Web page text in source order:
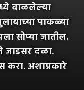
वाळलेल्या
पाकळ्या
सोप्या जातील.
जाडसर दळा.
करा. अशाप्रकारे